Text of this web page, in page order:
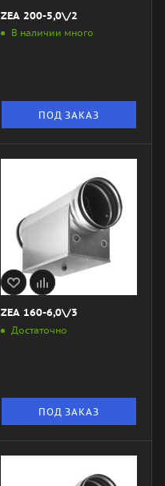
ZEA 200-5,0\/2
В наличии много
ПОД ЗАКАЗ
ZEA 160-6,0\/3
Достаточно
ПОД ЗАКАЗ